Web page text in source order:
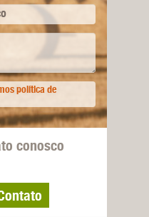
política de
conosco